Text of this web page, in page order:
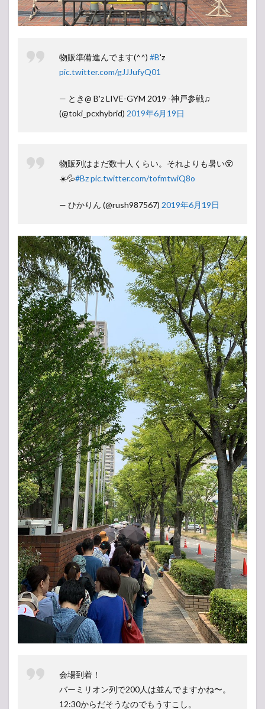
物販準備進んでます(^^) #B'z
pic.twitter.com/gJJJufyQ01
— とき@ B'z LIVE-GYM 2019 -神戸参戦♫
(@toki_pcxhybrid) 2019年6月19日
物販列はまだ数十人くらい。それよりも暑い😵
☀️💦#Bzpic.twitter.com/tofmtwiQ8o
— ひかりん (@rush987567) 2019年6月19日
会場到着！
バーミリオン列で200人は並んでますかね〜。
12:30からだそうなのでもうすこし。